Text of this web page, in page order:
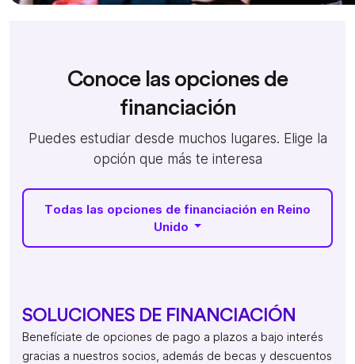
Conoce las opciones de
financiación
Puedes estudiar desde muchos lugares. Elige la
opción que más te interesa
Todas las opciones de financiación en Reino
Unido
SOLUCIONES DE FINANCIACIÓN
Benefíciate de opciones de pago a plazos a bajo interés
gracias a nuestros socios, además de becas y descuentos